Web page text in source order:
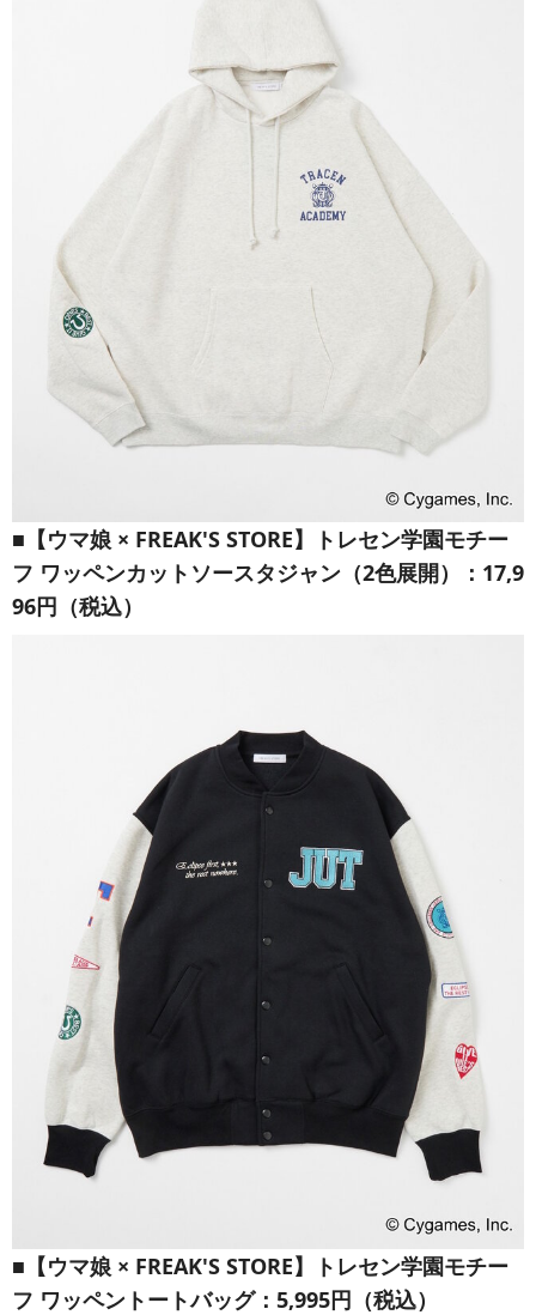
■【ウマ娘 × FREAK'S STORE】トレセン学園モチー
フ ワッペンカットソースタジャン（2色展開）：17,9
96円（税込）
■【ウマ娘 × FREAK'S STORE】トレセン学園モチー
フ ワッペントートバッグ：5,995円（税込）